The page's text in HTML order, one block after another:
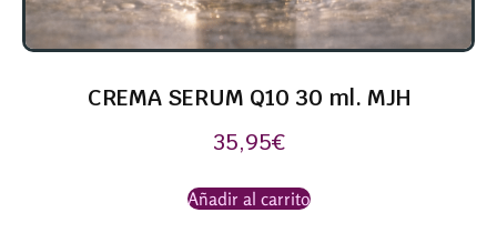
CREMA SERUM Q10 30 ml. MJH
35,95€
Añadir al carrito